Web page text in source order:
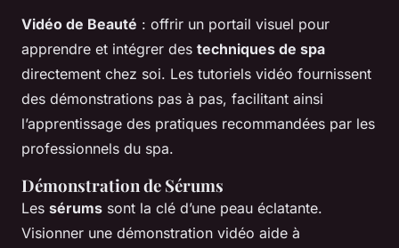
Vidéo de Beauté : offrir un portail visuel pour
apprendre et intégrer des techniques de spa
directement chez soi. Les tutoriels vidéo fournissent
des démonstrations pas à pas, facilitant ainsi
l’apprentissage des pratiques recommandées par les
professionnels du spa.
Démonstration de Sérums
Les sérums sont la clé d’une peau éclatante.
Visionner une démonstration vidéo aide à